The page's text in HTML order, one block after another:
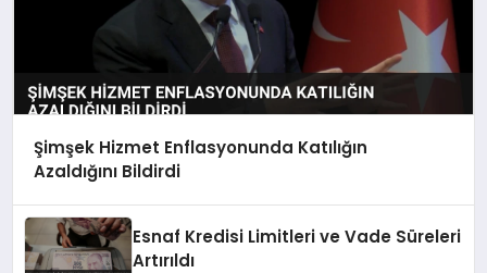
Şimşek Hizmet Enflasyonunda Katılığın
Azaldığını Bildirdi
Esnaf Kredisi Limitleri ve Vade Süreleri
Artırıldı